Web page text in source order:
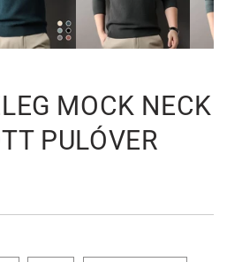
MOCK NECK
PULÓVER